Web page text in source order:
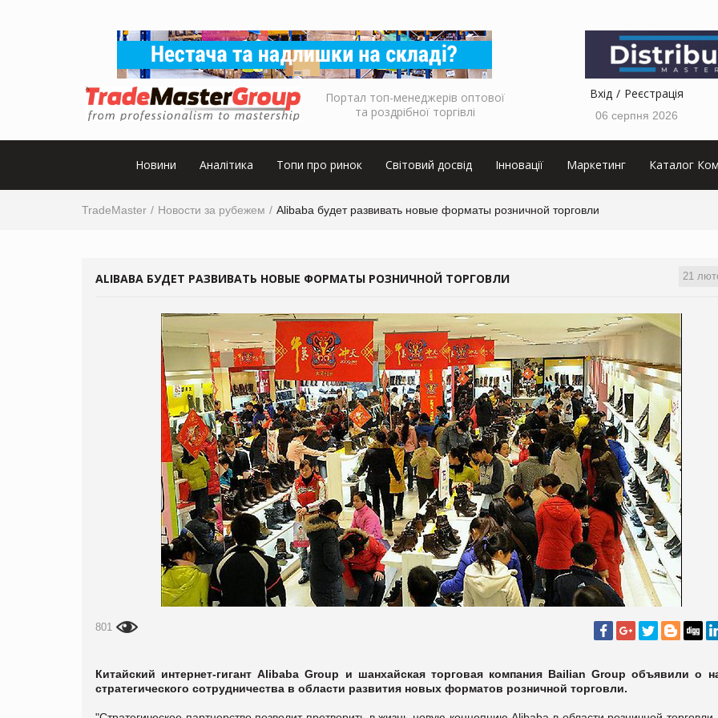
Портал топ-менеджерів оптової
та роздрібної торгівлі
Вхід Реєстрація
06 серпня 2026
Новини Аналітика Топи про ринок Світовий досвід Інновації Маркетинг Каталог
TradeMaster Новости за рубежем Alibaba будет развивать новые форматы розничной торговли
21
ALIBABA БУДЕТ РАЗВИВАТЬ НОВЫЕ ФОРМАТЫ РОЗНИЧНОЙ ТОРГОВЛИ
801
Китайский интернет-гигант Alibaba Group и шанхайская торговая компания Bailian Group объявили о
стратегического сотрудничества в области развития новых форматов розничной торговли.